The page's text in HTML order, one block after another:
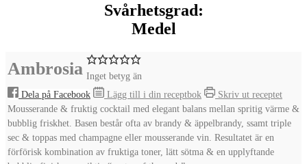
Svårhetsgrad:
Medel
Ambrosia Inget betyg än
Dela på Facebook
Lägg till i din receptbok
Skriv ut receptet
Mousserande & fruktig cocktail med elegant balans mellan spritig värme &
bubblig friskhet. Basen består ofta av brandy & äppelbrandy, ssamt triple
sec & toppas med champagne eller mousserande vin. Resultatet är en
förförisk kombination av fruktiga toner, lätt sötma & en upplyftande